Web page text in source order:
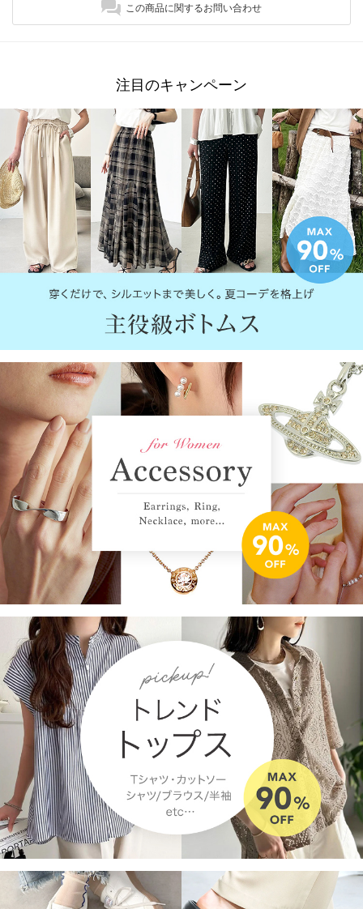
この商品に関するお問い合わせ
注目のキャンペーン